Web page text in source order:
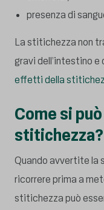
presenza di
La stitichezza non
gravi dell’intestino e
effetti della
Come si
stitichezza?
Quando avvertite la
ricorrere prima a
stitichezza può